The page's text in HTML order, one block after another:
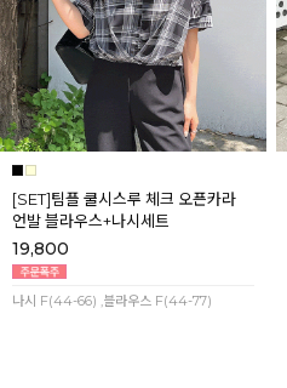
[SET]팀플 쿨시스루 체크 오픈카라
언발 블라우스+나시세트
19,800
나시 F(44-66) ,블라우스 F(44-77)